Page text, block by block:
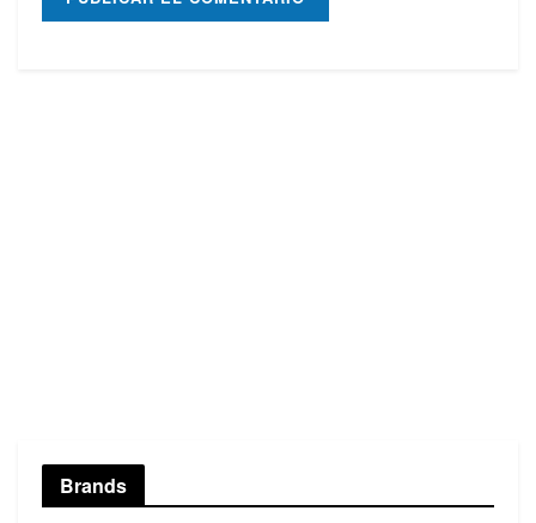
Brands